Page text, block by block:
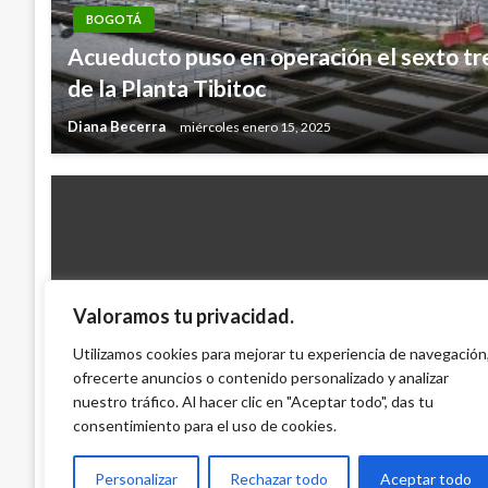
Valoramos tu privacidad.
Utilizamos cookies para mejorar tu experiencia de navegación,
ofrecerte anuncios o contenido personalizado y analizar
nuestro tráfico. Al hacer clic en "Aceptar todo", das tu
consentimiento para el uso de cookies.
Personalizar Rechazar todo Aceptar todo
BOGOTÁ
Acueducto puso en operación el sexto
de la Planta Tibitoc
Diana Becerra miércoles enero 15, 2025
BOGOTÁ
Policía desmantela la banda los ‘reyes
Bogotá
Andres Felipe Gama martes marzo 22, 2016